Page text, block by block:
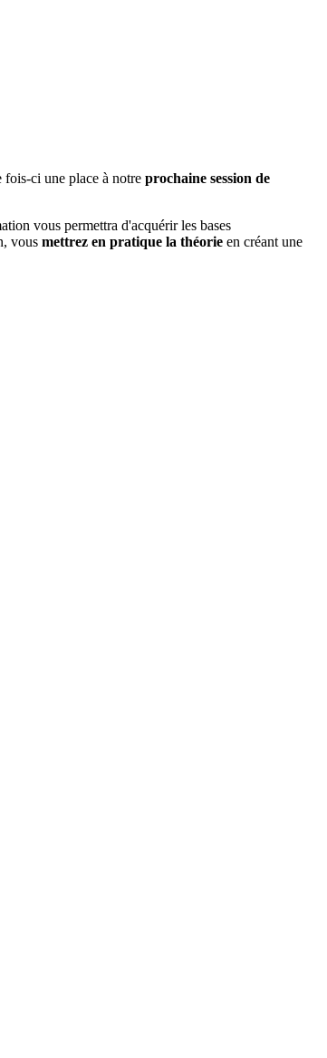
ci une place à notre prochaine session de
vous permettra d'acquérir les bases
vous mettrez en pratique la théorie en créant une